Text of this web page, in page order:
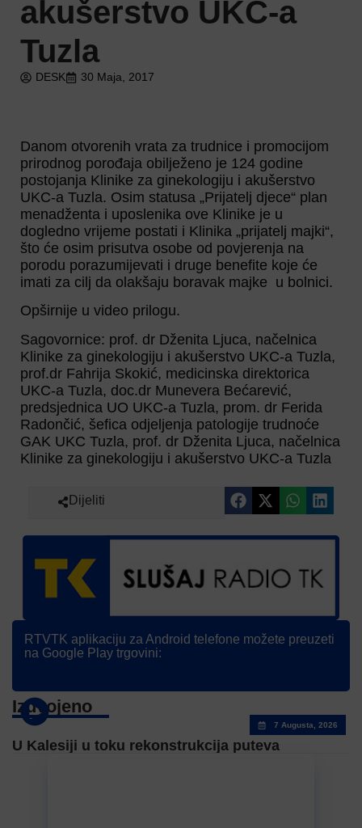
akušerstvo UKC-a
Tuzla
DESK 30 Maja, 2017
Danom otvorenih vrata za trudnice i promocijom
prirodnog porođaja obilježeno je 124 godine
postojanja Klinike za ginekologiju i akušerstvo
UKC-a Tuzla. Osim statusa „Prijatelj djece“ plan
menadženta i uposlenika ove Klinike je u
dogledno vrijeme postati i Klinika „prijatelj majki“,
što će osim prisutva osobe od povjerenja na
porodu porazumijevati i druge benefite koje će
imati za cilj da olakšaju boravak majke u bolnici.
Opširnije u video prilogu.
Sagovornice: prof. dr Dženita Ljuca, načelnica
Klinike za ginekologiju i akušerstvo UKC-a Tuzla,
prof.dr Fahrija Skokić, medicinska direktorica
UKC-a Tuzla, doc.dr Munevera Bećarević,
predsjednica UO UKC-a Tuzla, prom. dr Ferida
Radončić, šefica odjeljenja patologije trudnoće
GAK UKC Tuzla, prof. dr Dženita Ljuca, načelnica
Klinike za ginekologiju i akušerstvo UKC-a Tuzla
Dijeliti
RTVTK aplikaciju za Android telefone možete preuzeti
na Google Play trgovini:
Izdvojeno
7 Augusta, 2026
U Kalesiji u toku rekonstrukcija puteva